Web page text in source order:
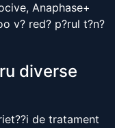
Anaphase+
v? red? p?rul t?n?
diverse
de tratament